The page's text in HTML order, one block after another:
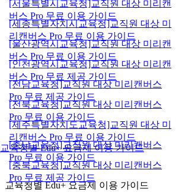
교육청별 Edu+ 요금제 이용 가이드
[서울특별시교육청]교직원 대상 미리캔
버스 Pro 무료 이용 가이드
[세종특별자치시교육청]교직원 대상 미
리캔버스 Pro 무료 이용 가이드
[울산광역시교육청]교직원 대상 미리캔
버스 Pro 무료 이용 가이드
[인천광역시교육청]교직원 대상 미리캔
버스 Pro 무료 제공 가이드
[전남교육청]교직원 대상 미리캔버스
Pro 무료 제공 가이드
[전북교육청]교직원 대상 미리캔버스
Pro 무료 이용 가이드
[제주특별자치도교육청]교직원 대상 미
리캔버스 Pro 무료 이용 가이드
[충남교육청]교직원 대상 미리캔버스
Pro 무료 이용 가이드
[충북교육청]교직원 대상 미리캔버스
Pro 무료 제공 가이드
교육청별 Edu+ 요금제 이용 가이드